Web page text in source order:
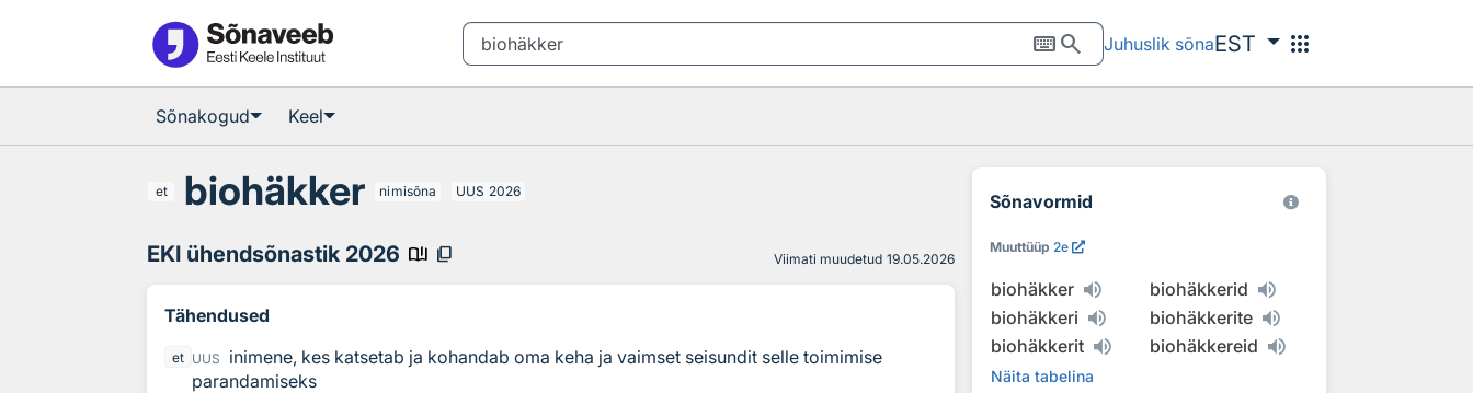
keyboardsearch Juhuslik sõnaEST apps
Sõnakogud Keel
et biohäkker nimisõna UUS 2026
EKI ühendsõnastik 2026 book_ribbon content_copy Viimati muudetud 19.05.2026
Tähendused
et UUS
inimene, kes katsetab ja kohandab oma keha ja vaimset seisundit selle toimimise
parandamiseks
Sõnavormid
Muuttüüp 2e
biohäkker
biohäkkerid
biohäkkeri
biohäkkerite
biohäkkerit
biohäkkereid
Näita tabelina